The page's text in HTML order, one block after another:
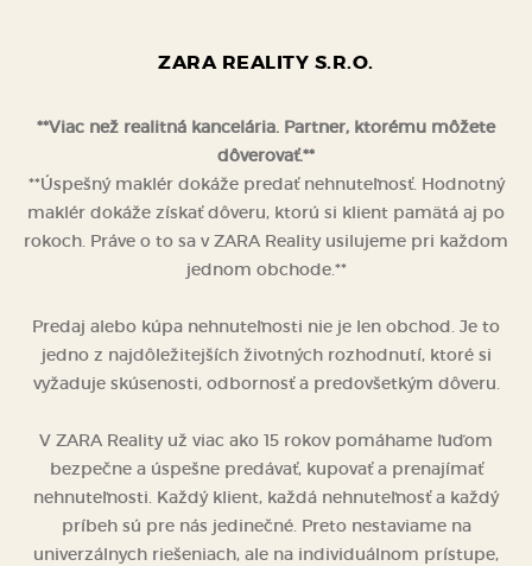
ZARA REALITY S.R.O.
**Viac než realitná kancelária. Partner, ktorému môžete
dôverovať.**
**Úspešný maklér dokáže predať nehnuteľnosť. Hodnotný
maklér dokáže získať dôveru, ktorú si klient pamätá aj po
rokoch. Práve o to sa v ZARA Reality usilujeme pri každom
jednom obchode.**
Predaj alebo kúpa nehnuteľnosti nie je len obchod. Je to
jedno z najdôležitejších životných rozhodnutí, ktoré si
vyžaduje skúsenosti, odbornosť a predovšetkým dôveru.
V ZARA Reality už viac ako 15 rokov pomáhame ľuďom
bezpečne a úspešne predávať, kupovať a prenajímať
nehnuteľnosti. Každý klient, každá nehnuteľnosť a každý
príbeh sú pre nás jedinečné. Preto nestaviame na
univerzálnych riešeniach, ale na individuálnom prístupe,